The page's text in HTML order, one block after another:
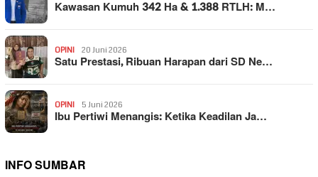
Kawasan Kumuh 342 Ha & 1.388 RTLH: M…
OPINI 20 Juni 2026
Satu Prestasi, Ribuan Harapan dari SD Ne…
OPINI 5 Juni 2026
Ibu Pertiwi Menangis: Ketika Keadilan Ja…
INFO SUMBAR